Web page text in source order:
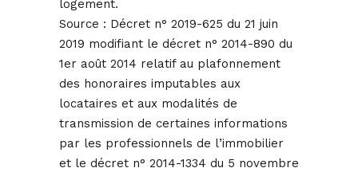
logement.
Source : Décret n° 2019-625 du 21 juin
2019 modifiant le décret n° 2014-890 du
1er août 2014 relatif au plafonnement
des honoraires imputables aux
locataires et aux modalités de
transmission de certaines informations
par les professionnels de l’immobilier
et le décret n° 2014-1334 du 5 novembre